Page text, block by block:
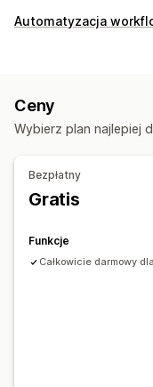
Śledzenie
Powiadomienia
E-mail
Automatyzacja
Dostosowanie
Ceny
Wybierz plan najlepiej
Bezpłatny
Gratis
Funkcje
Całkowicie darmowy